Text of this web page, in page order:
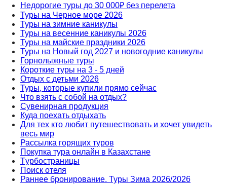
Недорогие туры до 30 000₽ без перелета
Туры на Черное море 2026
Туры на зимние каникулы
Туры на весенние каникулы 2026
Туры на майские праздники 2026
Туры на Новый год 2027 и новогодние каникулы
Горнолыжные туры
Короткие туры на 3 - 5 дней
Отдых с детьми 2026
Туры, которые купили прямо сейчас
Что взять с собой на отдых?
Сувенирная продукция
Куда поехать отдыхать
Для тех кто любит путешествовать и хочет увидеть
весь мир
Рассылка горящих туров
Покупка тура онлайн в Казахстане
Tурбостраницы
Поиск отеля
Раннее бронирование. Туры Зима 2026/2026